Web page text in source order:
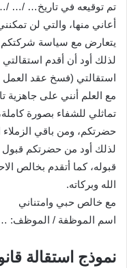
تم توقيعه في تاريخ… /… /
أعاني منها، والتي لن
يتعارض مع سياسة شركتكم
لذلك أود أن أقدم
استقالتي (فسخ عقد العمل
مع العلم أنني على جاهزية
تماثلي للشفاء بصورة
حضرتكم، ومن باقي الزملاء
لذلك أود من حضرتكم قبول
قبوله، كما أتقدم بخالص
الله وبركاته.
مع خالص حبي وامتناني
اسم الموظفة /
نموذج استقالة